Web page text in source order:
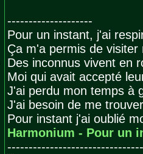
--------------------
Pour un instant, j'ai
Ça m'a permis de visiter
Des inconnus vivent en
Moi qui avait accepté
J'ai perdu mon temps à
J'ai besoin de me
Pour instant j'ai oublié
Harmonium - Pour un
--------------------------------